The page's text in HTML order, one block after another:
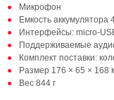
Микрофон
Емкость аккумулятора
Интерфейсы: micro-
Поддерживаемые
Комплект поставки:
Размер 176 × 65 × 168
Вес 844 г